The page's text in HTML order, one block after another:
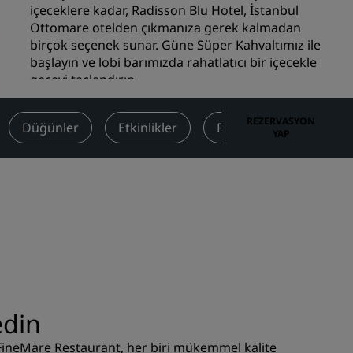
Düğün mekanları
Sürdürülebilir konaklamalar
Spor takımı konaklamaları
İş amaçlı seyahat eden
Şehir merkezi otelleri
Blogumuzu ziyaret edin
içeceklere kadar, Radisson Blu Hotel, İstanbul
Ottomare otelden çıkmanıza gerek kalmadan
birçok seçenek sunar. Güne Süper Kahvaltımız ile
başlayın ve lobi barımızda rahatlatıcı bir içecekle
geceyi taçlandırın.
Düğünler Etkinlikler FırsatlarREZERVASYON
YAP
Restaurant, her biri mükemmel kalite